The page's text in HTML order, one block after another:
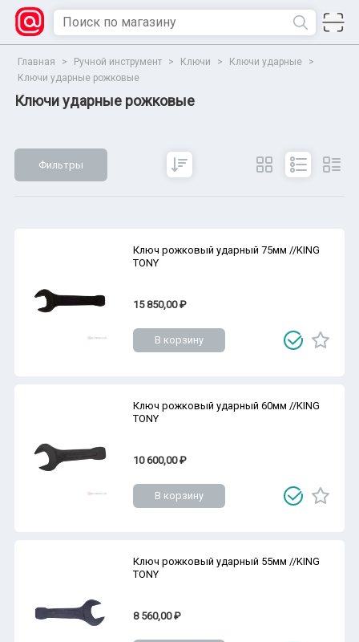
Главная > Ручной инструмент > Ключи > Ключи ударные
>
Ключи ударные рожковые
Ключи ударные рожковые
Фильтры
Ключ рожковый ударный 75мм //KING
TONY
15 850,00 ₽
В корзину
Ключ рожковый ударный 60мм //KING
TONY
10 600,00 ₽
В корзину
Ключ рожковый ударный 55мм //KING
TONY
8 560,00 ₽